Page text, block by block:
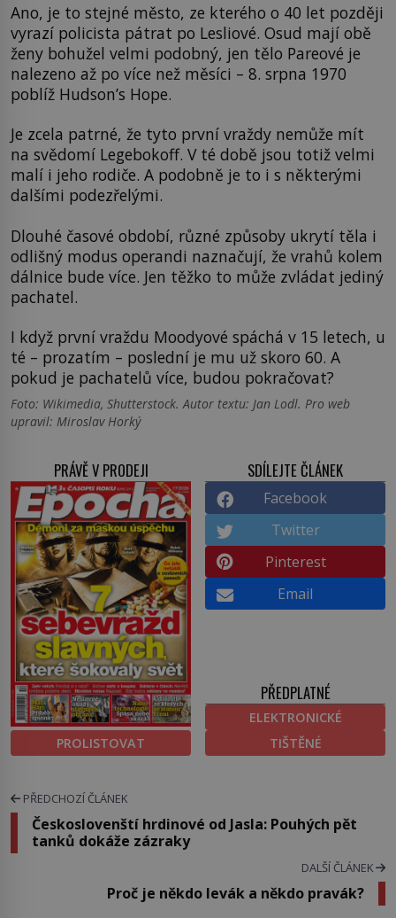
Ano, je to stejné město, ze kterého o 40 let později
vyrazí policista pátrat po Lesliové. Osud mají obě
ženy bohužel velmi podobný, jen tělo Pareové je
nalezeno až po více než měsíci – 8. srpna 1970
poblíž Hudson’s Hope.
Je zcela patrné, že tyto první vraždy nemůže mít
na svědomí Legebokoff. V té době jsou totiž velmi
malí i jeho rodiče. A podobně je to i s některými
dalšími podezřelými.
Dlouhé časové období, různé způsoby ukrytí těla i
odlišný modus operandi naznačují, že vrahů kolem
dálnice bude více. Jen těžko to může zvládat jediný
pachatel.
I když první vraždu Moodyové spáchá v 15 letech, u
té – prozatím – poslední je mu už skoro 60. A
pokud je pachatelů více, budou pokračovat?
Foto: Wikimedia, Shutterstock. Autor textu: Jan Lodl. Pro web
upravil: Miroslav Horký
PRÁVĚ V PRODEJI
PROLISTOVAT
SDÍLEJTE ČLÁNEK
Facebook
Twitter
Pinterest
Email
PŘEDPLATNÉ
ELEKTRONICKÉ
TIŠTĚNÉ
PŘEDCHOZÍ ČLÁNEK
Českoslovenští hrdinové od Jasla: Pouhých pět
tanků dokáže zázraky
DALŠÍ ČLÁNEK
Proč je někdo levák a někdo pravák?